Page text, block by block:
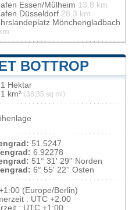
Essen/Mülheim 13.8 km
Düsseldorf 28.3 km
Mönchengladbach
BOTTROP
Hektar
km² (38,85 sq mi)
51.5247
6.92278
51° 31' 29'' Norden
6° 55' 22'' Osten
(Europe/Berlin)
: UTC +2:00
: UTC +1:00